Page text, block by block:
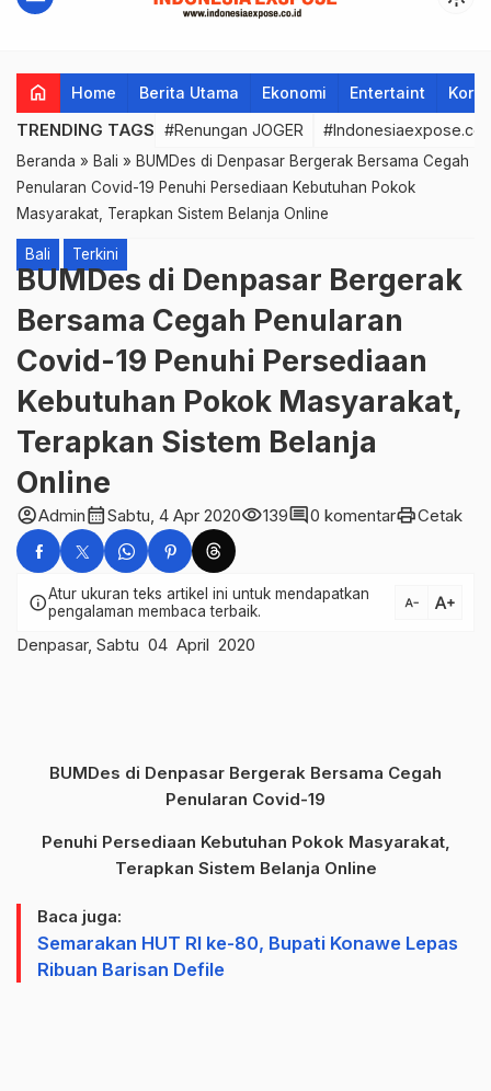
home Home Berita Utama Ekonomi Entertaint
TRENDING TAGS #Renungan JOGER
Beranda » Bali » BUMDes di Denpasar Bergerak Bersama Cegah
Penularan Covid-19 Penuhi Persediaan Kebutuhan Pokok
Masyarakat, Terapkan Sistem Belanja Online
Bali Terkini
BUMDes di Denpasar Bergerak
Bersama Cegah Penularan
Covid-19 Penuhi Persediaan
Kebutuhan Pokok Masyarakat,
Terapkan Sistem Belanja
Online
account_circleAdmincalendar_monthSabtu, 4 Apr 2020visibility139comment0 komentarprintCetak
infoAtur ukuran teks artikel ini untuk mendapatkan
pengalaman membaca terbaik.
text_decrease text_increase
Denpasar, Sabtu 04 April 2020
BUMDes di Denpasar Bergerak Bersama Cegah
Penularan Covid-19
Penuhi Persediaan Kebutuhan Pokok Masyarakat,
Terapkan Sistem Belanja Online
Baca juga:
Semarakan HUT RI ke-80, Bupati Konawe Lepas
Ribuan Barisan Defile